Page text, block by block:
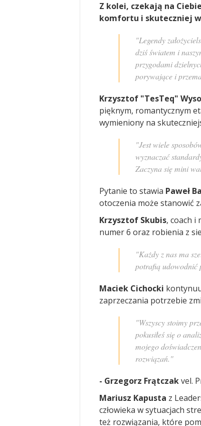
Z kolei, czekają na
komfortu i skuteczniej
"Legendy
dziś światem i
przygodami
porywające i
Krzysztof "TesTeq"
pięknym, romantycznym
wymieniony na
"Jest wiele
wyznaczać
Zaczyna się mini
Pytanie to stawia Paweł
otoczenia może stanowić
Krzysztof Skubis, coach i
numer 6 oraz robienia z
"Każdy z nas ma
potrafią udowodnić
Maciek Cichocki
zaprzeczania potrzebie
"Wszyscy stoimy
pokusiłeś się o
mojego
rozwiązań."
- Grzegorz Frątczakvel.
Mariusz Kapusta z
człowieka w sytuacjach
też rozwiązania, które